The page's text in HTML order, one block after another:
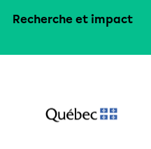
Recherche et impact